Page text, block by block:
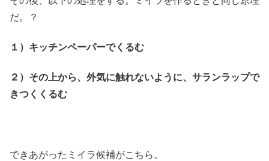
だ。？
１）キッチンペーパーでくるむ
２）その上から、外気に触れないように、サランラップで
きつくくるむ
できあがったミイラ候補がこちら。